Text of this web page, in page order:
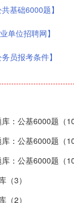
共基础6000题】
业单位招聘网】
务员报考条件】
：公基6000题（
：公基6000题（
：公基6000题（
3）
2）